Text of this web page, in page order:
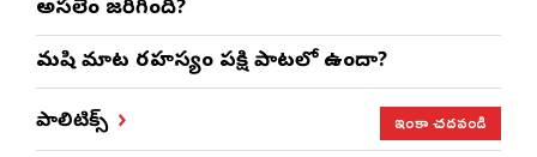
అసలేం జరిగింది?
మనిషి మాట రహస్యం పక్షి పాటలో ఉందా?
పాలిటిక్స్ ఇంకా చదవండి